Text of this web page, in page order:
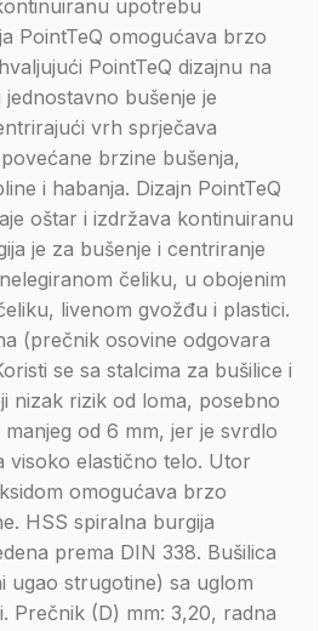
upotrebu
PointTeQ omogućava brzo
PointTeQ dizajnu na
bušenje je
vrh sprječava
brzine bušenja,
i habanja. Dizajn PointTeQ
oštar i izdržava kontinuiranu
je za bušenje i centriranje
čeliku, u obojenim
livenom gvožđu i plastici.
(prečnik osovine odgovara
se sa stalcima za bušilice i
nizak rizik od loma, posebno
od 6 mm, jer je svrdlo
visoko elastično telo. Utor
omogućava brzo
HSS spiralna burgija
prema DIN 338. Bušilica
ugao strugotine) sa uglom
Prečnik (D) mm: 3,20, radna